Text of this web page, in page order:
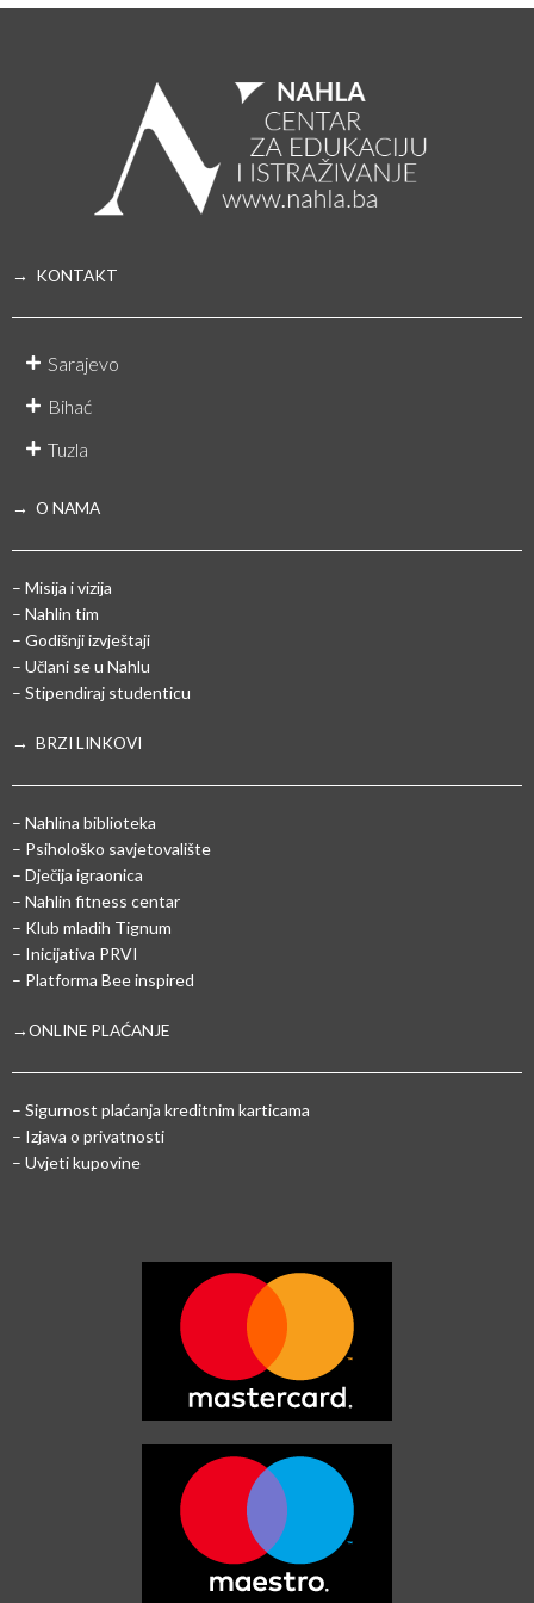
→ KONTAKT
Sarajevo
Bihać
Tuzla
→ O NAMA
– Misija i vizija
– Nahlin tim
– Godišnji izvještaji
– Učlani se u Nahlu
– Stipendiraj studenticu
→ BRZI LINKOVI
– Nahlina biblioteka
– Psihološko savjetovalište
– Dječija igraonica
– Nahlin fitness centar
– Klub mladih Tignum
– Inicijativa PRVI
– Platforma Bee inspired
→ONLINE PLAĆANJE
– Sigurnost plaćanja kreditnim karticama
– Izjava o privatnosti
– Uvjeti kupovine